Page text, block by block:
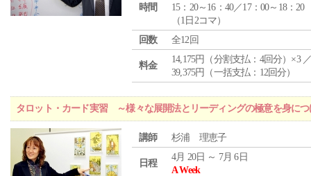
時間
15：20～16：40／17：00～18：20
（1日2コマ）
回数
全12回
料金
14,175円（分割支払：4回分）×3
39,375円（一括支払：12回分）
タロット・カード実習 ～様々な展開法とリーディングの極意を身につ
講師 杉浦 理恵子
日程
4月 20日 ～ 7月 6日
A Week